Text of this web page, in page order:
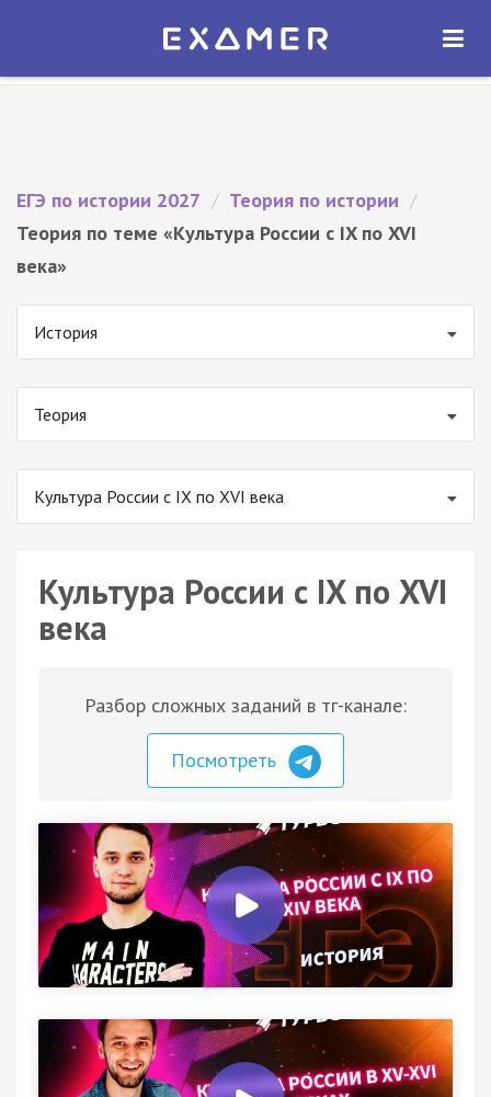
Экзамер — ЕГЭ 2027
ОТКРЫТЬ
ЕГЭ по истории 2027 / Теория по истории /
Теория по теме «Культура России с IX по XVI
века»
История
Теория
Культура России с IX по XVI века
Культура России с IX по XVI
века
Разбор сложных заданий в тг-канале:
Посмотреть